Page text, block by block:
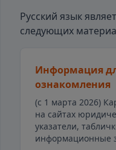
Русский язык
следующих
Информация
ознакомления
(с 1 марта 2026)
на сайтах
указатели,
информационные